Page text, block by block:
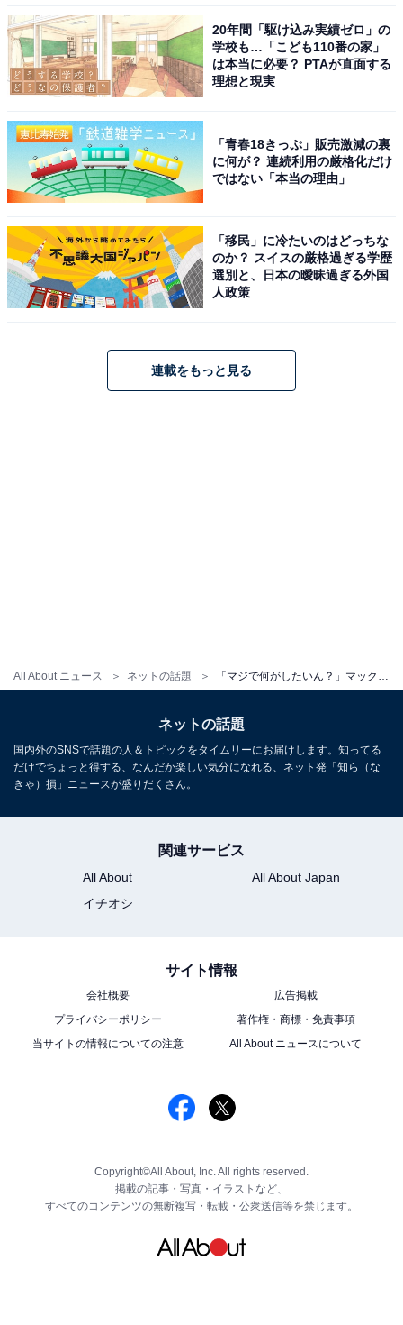
All About ニュース ネットの話題
20年間「駆け込み実績ゼロ」の
学校も…「こども110番の家」
は本当に必要？ PTAが直面する
理想と現実
「青春18きっぷ」販売激減の裏
に何が？ 連続利用の厳格化だけ
ではない「本当の理由」
「移民」に冷たいのはどっちな
のか？ スイスの厳格過ぎる学歴
選別と、日本の曖昧過ぎる外国
人政策
連載をもっと見る
ネットの話題
国内外のSNSで話題の人＆トピックをタイムリーにお届けします。知ってる
だけでちょっと得する、なんだか楽しい気分になれる、ネット発「知ら（な
きゃ）損」ニュースが盛りだくさん。
関連サービス
All About
All About Japan
イチオシ
サイト情報
会社概要
広告掲載
プライバシーポリシー
著作権・商標・免責事項
当サイトの情報についての注意
All About ニュースについて
Copyright©All About, Inc. All rights reserved.
掲載の記事・写真・イラストなど、
すべてのコンテンツの無断複写・転載・公衆送信等を禁じます。